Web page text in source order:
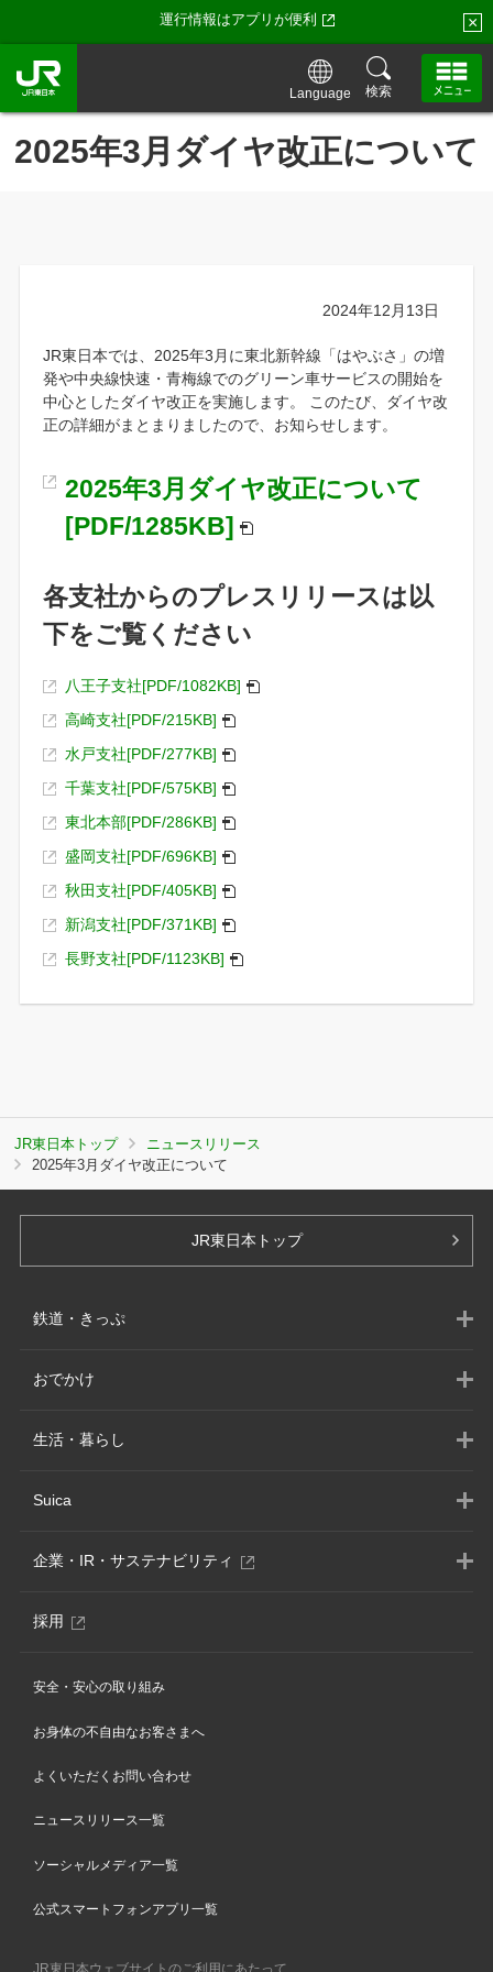
運行情報はアプリが便利 ×
Language 検索
2025年3月ダイヤ改正について
2024年12月13日
JR東日本では、2025年3月に東北新幹線「はやぶさ」の増
発や中央線快速・青梅線でのグリーン車サービスの開始を
中心としたダイヤ改正を実施します。 このたび、ダイヤ改
正の詳細がまとまりましたので、お知らせします。
2025年3月ダイヤ改正について
[PDF/1285KB]
各支社からのプレスリリースは以
下をご覧ください
八王子支社[PDF/1082KB]
高崎支社[PDF/215KB]
水戸支社[PDF/277KB]
千葉支社[PDF/575KB]
東北本部[PDF/286KB]
盛岡支社[PDF/696KB]
秋田支社[PDF/405KB]
新潟支社[PDF/371KB]
長野支社[PDF/1123KB]
JR東日本トップ
ニュースリリース
2025年3月ダイヤ改正について
JR東日本トップ
鉄道・きっぷ
おでかけ
生活・暮らし
Suica
企業・IR・サステナビリティ
別
採用 別
ン
ウ
開
ま
安全・安心の取り組み
お身体の不自由なお客さまへ
よくいただくお問い合わせ
ニュースリリース一覧
ソーシャルメディア一覧
公式スマートフォンアプリ一覧
JR東日本ウェブサイトのご利用にあたって